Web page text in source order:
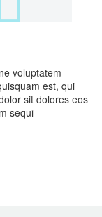
voluptatem
est, qui
sit dolores eos
sequi